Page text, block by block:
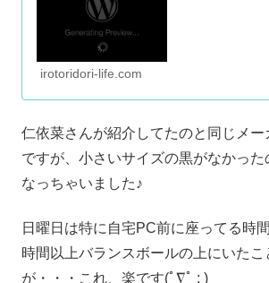
irotoridori-life.com
仁依菜さんが紹介してたのと同じメー
ですが、小さいサイズの黒がなかった
なっちゃいました♪
日曜日は特に自宅PC前に座ってる時
時間以上バランスボールの上にいたこ
が・・・これ、楽です(ﾟ∇ﾟ ; )